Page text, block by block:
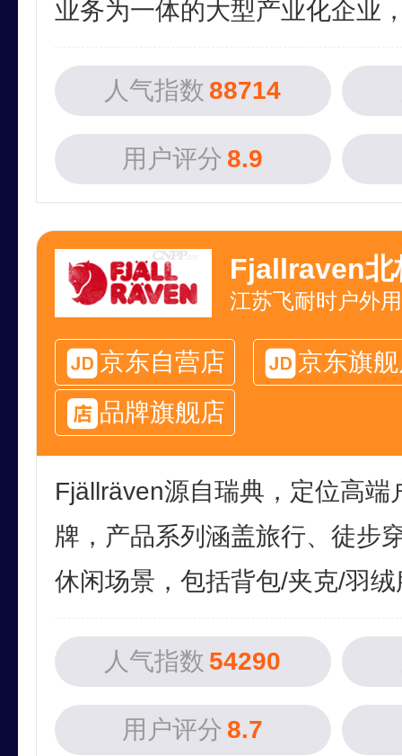
业务为一体的大型产业化企业
人气指数 88714
用户评分 8.9
Fjallraven北
江苏飞耐时户外
京东自营店
京东旗
品牌旗舰店
Fjällräven源自瑞典，定位高端
牌，产品系列涵盖旅行、徒步
休闲场景，包括背包/夹克/羽
人气指数 54290
用户评分 8.7